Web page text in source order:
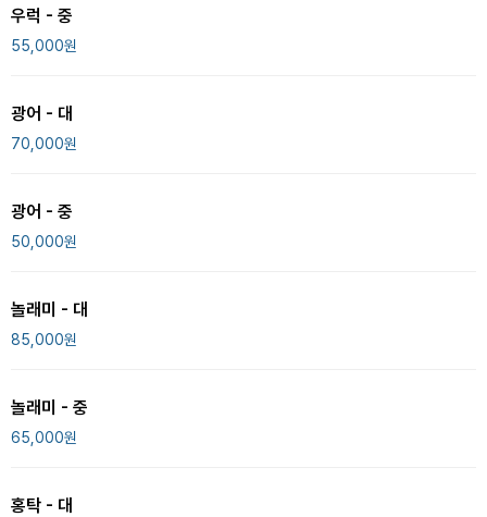
우럭 - 중
55,000원
광어 - 대
70,000원
광어 - 중
50,000원
놀래미 - 대
85,000원
놀래미 - 중
65,000원
홍탁 - 대